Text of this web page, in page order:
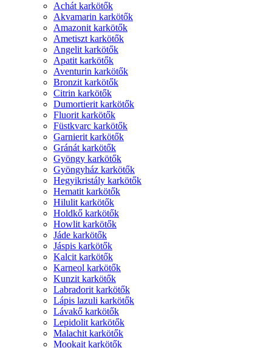
Achát karkötők
Akvamarin karkötők
Amazonit karkötők
Ametiszt karkötők
Angelit karkötők
Apatit karkötők
Aventurin karkötők
Bronzit karkötők
Citrin karkötők
Dumortierit karkötők
Fluorit karkötők
Füstkvarc karkötők
Garnierit karkötők
Gránát karkötők
Gyöngy karkötők
Gyöngyház karkötők
Hegyikristály karkötők
Hematit karkötők
Hilulit karkötők
Holdkő karkötők
Howlit karkötők
Jáde karkötők
Jáspis karkötők
Kalcit karkötők
Karneol karkötők
Kunzit karkötők
Labradorit karkötők
Lápis lazuli karkötők
Lávakő karkötők
Lepidolit karkötők
Malachit karkötők
Mookait karkötők